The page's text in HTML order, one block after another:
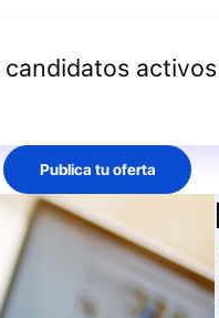
Publica tu oferta